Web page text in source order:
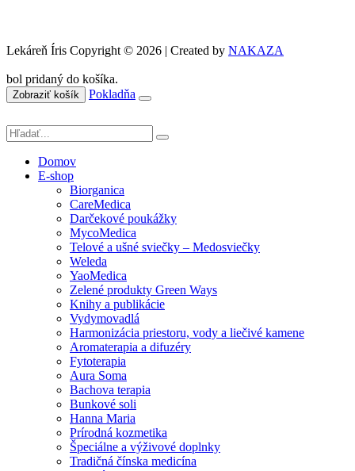
Lekáreň Íris Copyright © 2026 | Created by NAKAZA
bol pridaný do košíka.
Zobraziť košík Pokladňa
Domov
E-shop
Biorganica
CareMedica
Darčekové poukážky
MycoMedica
Telové a ušné sviečky – Medosviečky
Weleda
YaoMedica
Zelené produkty Green Ways
Knihy a publikácie
Vydymovadlá
Harmonizácia priestoru, vody a liečivé kamene
Aromaterapia a difuzéry
Fytoterapia
Aura Soma
Bachova terapia
Bunkové soli
Hanna Maria
Prírodná kozmetika
Špeciálne a výživové doplnky
Tradičná čínska medicína